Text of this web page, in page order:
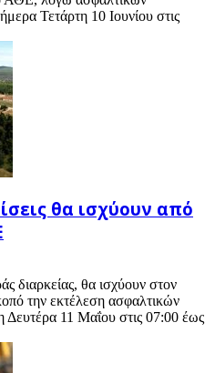
Τετάρτη 10 Ιουνίου στις
θα ισχύουν από
διαρκείας, θα ισχύουν στον
την εκτέλεση ασφαλτικών
Δευτέρα 11 Μαΐου στις 07:00 έως